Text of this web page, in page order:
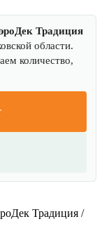
Традиция
области.
количество,